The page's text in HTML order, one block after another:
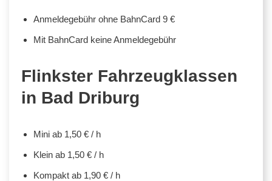
Anmeldegebühr ohne BahnCard 9 €
Mit BahnCard keine Anmeldegebühr
Flinkster Fahrzeugklassen
in Bad Driburg
Mini ab 1,50 € / h
Klein ab 1,50 € / h
Kompakt ab 1,90 € / h